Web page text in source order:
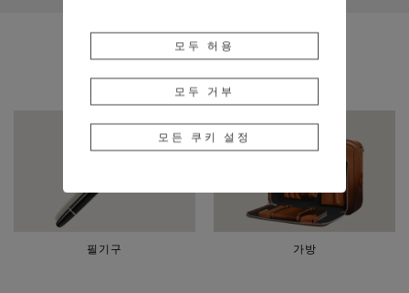
CATEGORY
필기구 가방
모두 허용
모두 거부
모든 쿠키 설정